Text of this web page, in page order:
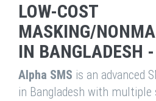
LOW-COST
MASKING/
IN BANGLADESH
Alpha SMS is an advanced
in Bangladesh with multiple